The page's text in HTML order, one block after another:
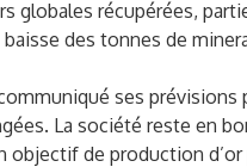
globales récupérées,
des tonnes de
ses prévisions
La société reste en
objectif de production d’or